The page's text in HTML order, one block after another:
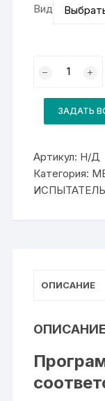
Вид
товара
курса
Внутренний
аудит
лаборатории.
Анализ
рисков
в
рамках
ЗАДАТЬ
Артикул: Н/Д
Категория:
ОПИСАНИЕ
ОПИСАНИЕ